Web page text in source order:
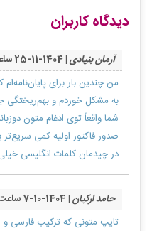
دیدگاه کاربران
آرمان بنیادی| 1404-11-25 ساعت 11:05:09
من چندین بار برای
به مشکل خوردم و بهم‌ریختگی
شما واقعاً توی ادغام متون
صدور فاکتور اولیه کمی
در چیدمان کلمات انگلیسی
حامد ارکیان| 1404-10-7 ساعت 15:14:38
تایپ متونی که ترکیب فارسی